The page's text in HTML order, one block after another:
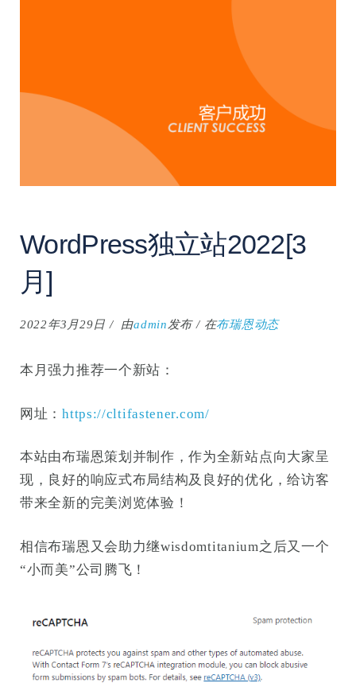
WordPress独立站2022[3
月]
2022年3月29日 由admin发布 在布瑞恩动态
本月强力推荐一个新站：
网址：https://cltifastener.com/
本站由布瑞恩策划并制作，作为全新站点向大家呈
现，良好的响应式布局结构及良好的优化，给访客
带来全新的完美浏览体验！
相信布瑞恩又会助力继wisdomtitanium之后又一个
“小而美”公司腾飞！